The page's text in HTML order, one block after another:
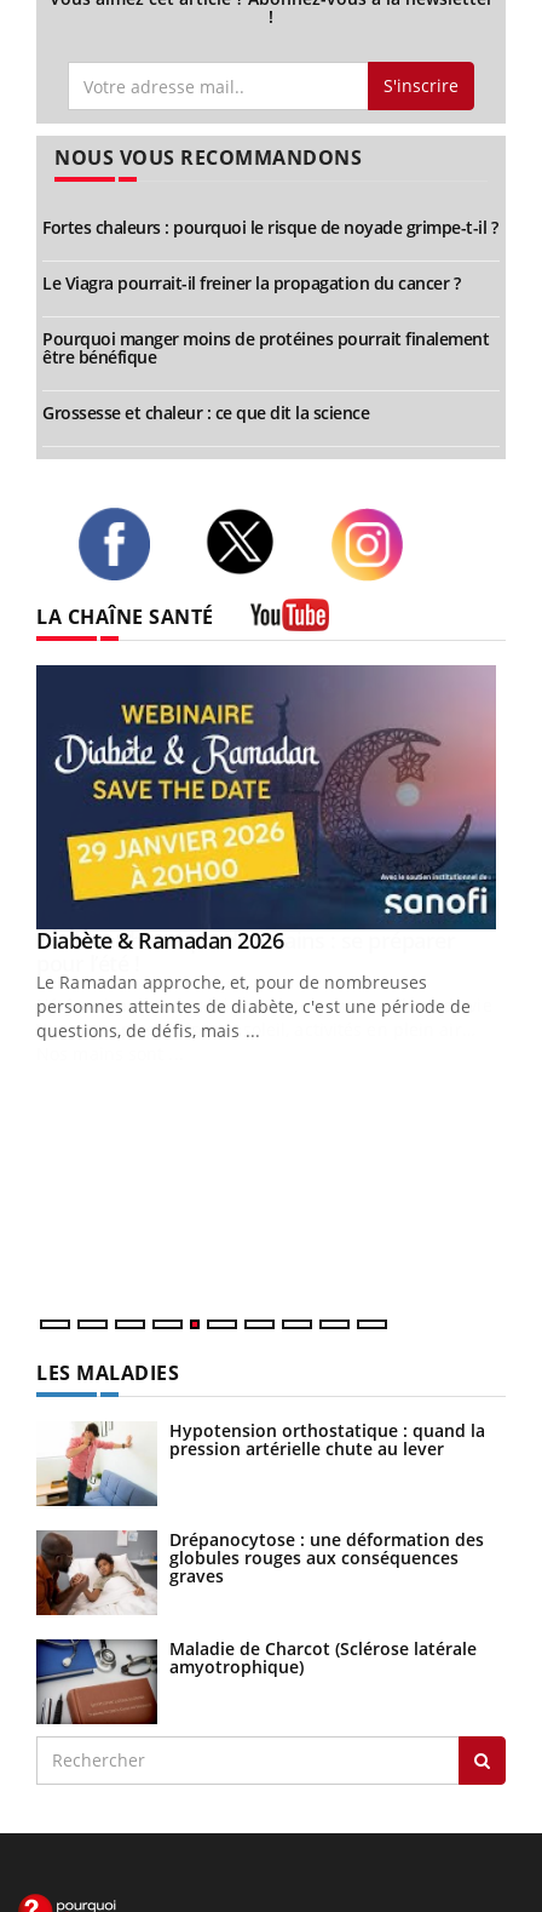
!
S'inscrire
NOUS VOUS RECOMMANDONS
Fortes chaleurs : pourquoi le risque de noyade grimpe-t-il ?
Le Viagra pourrait-il freiner la propagation du cancer ?
Pourquoi manger moins de protéines pourrait finalement
être bénéfique
Grossesse et chaleur : ce que dit la science
LA CHAÎNE SANTÉ
Youtube
Diabète & Ramadan 2026Youtube
Le Ramadan approche, et, pour de nombreuses
personnes atteintes de diabète, c'est une période de
questions, de défis, mais ...
LES MALADIES
Hypotension orthostatique : quand la
pression artérielle chute au lever
Drépanocytose : une déformation des
globules rouges aux conséquences
graves
Maladie de Charcot (Sclérose latérale
amyotrophique)